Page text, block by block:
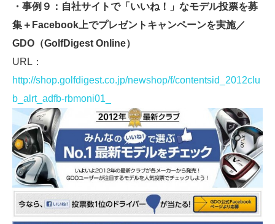
・事例９：自社サイトで「いいね！」なモデル投票を募
集＋Facebook上でプレゼントキャンペーンを実施／
GDO（GolfDigest Online）
URL：
http://shop.golfdigest.co.jp/newshop/f/contentsid_2012clu
b_alrt_adfb-rbmoni01_